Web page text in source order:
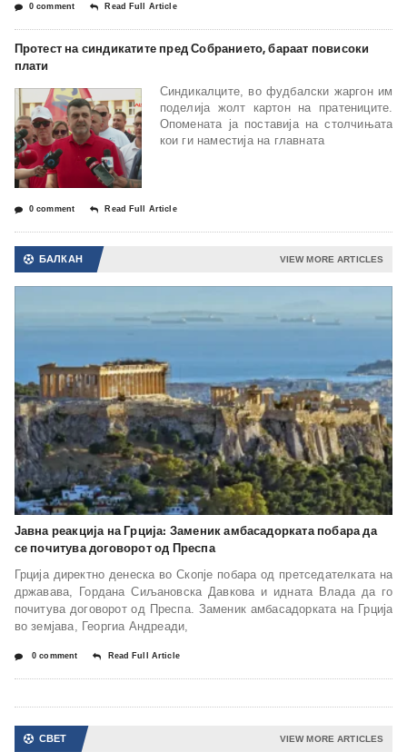
0 comment Read Full Article
Протест на синдикатите пред Собранието, бараат повисоки
плати
Синдикалците, во фудбалски жаргон им
поделија жолт картон на пратениците.
Опомената ја поставија на столчињата
кои ги наместија на главната
0 comment Read Full Article
БАЛКАН VIEW MORE ARTICLES
Јавна реакција на Грција: Заменик амбасадорката побара да
се почитува договорот од Преспа
Грција директно денеска во Скопје побара од претседателката на
државава, Гордана Сиљановска Давкова и идната Влада да го
почитува договорот од Преспа. Заменик амбасадорката на Грција
во земјава, Георгиа Андреади,
0 comment Read Full Article
СВЕТ VIEW MORE ARTICLES